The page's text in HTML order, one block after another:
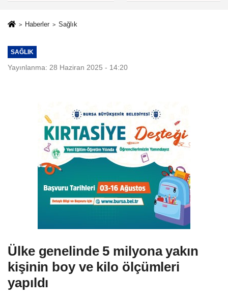
Haberler Sağlık
SAĞLIK
Yayınlanma: 28 Haziran 2025 - 14:20
Ülke genelinde 5 milyona yakın
kişinin boy ve kilo ölçümleri
yapıldı